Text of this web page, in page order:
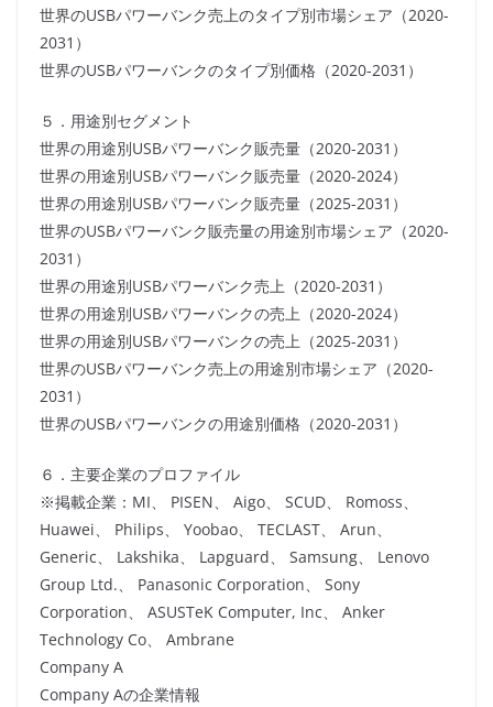
世界のUSBパワーバンク売上のタイプ別市場シェア（2020-
2031）
世界のUSBパワーバンクのタイプ別価格（2020-2031）
５．用途別セグメント
世界の用途別USBパワーバンク販売量（2020-2031）
世界の用途別USBパワーバンク販売量（2020-2024）
世界の用途別USBパワーバンク販売量（2025-2031）
世界のUSBパワーバンク販売量の用途別市場シェア（2020-
2031）
世界の用途別USBパワーバンク売上（2020-2031）
世界の用途別USBパワーバンクの売上（2020-2024）
世界の用途別USBパワーバンクの売上（2025-2031）
世界のUSBパワーバンク売上の用途別市場シェア（2020-
2031）
世界のUSBパワーバンクの用途別価格（2020-2031）
６．主要企業のプロファイル
※掲載企業：MI、 PISEN、 Aigo、 SCUD、 Romoss、
Huawei、 Philips、 Yoobao、 TECLAST、 Arun、
Generic、 Lakshika、 Lapguard、 Samsung、 Lenovo
Group Ltd.、 Panasonic Corporation、 Sony
Corporation、 ASUSTeK Computer, Inc、 Anker
Technology Co、 Ambrane
Company A
Company Aの企業情報